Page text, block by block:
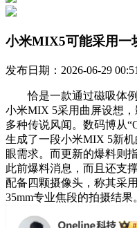
小米MIX5可能采用一
发布日期：2026-06-29 00:51
恰是一款通过磁吸体例
小米MIX 5采用曲屏设想
多种传说风闻。数码博从
生成了一段小米MIX 5新
眼需求。而更新的爆料则
此前爆料消息，而且还支
配备四颗摄像头，称其采
35mm专业焦段的拍摄结果